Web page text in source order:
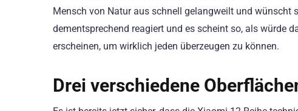
Mensch von Natur aus schnell gelangweilt und wünscht
dementsprechend reagiert und es scheint so, als würde
erscheinen, um wirklich jeden überzeugen zu können.
Drei verschiedene